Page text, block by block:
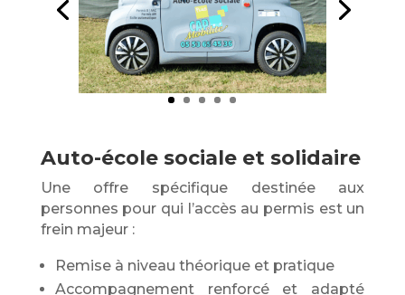
Auto-école sociale et solidaire
Une offre spécifique destinée aux
personnes pour qui l’accès au permis est un
frein majeur :
Remise à niveau théorique et pratique
Accompagnement renforcé et adapté